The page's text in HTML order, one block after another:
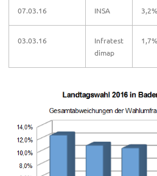
07.03.16 INSA 3,2%
03.03.16
Infratest
dimap
1,7%